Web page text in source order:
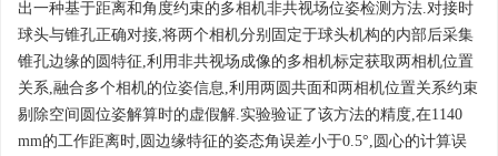
出一种基于距离和角度约束的多相机非共视场位姿检测方法.对接时
球头与锥孔正确对接,将两个相机分别固定于球头机构的内部后采集
锥孔边缘的圆特征,利用非共视场成像的多相机标定获取两相机位置
关系,融合多个相机的位姿信息,利用两圆共面和两相机位置关系约束
剔除空间圆位姿解算时的虚假解.实验验证了该方法的精度,在1140
mm的工作距离时,圆边缘特征的姿态角误差小于0.5°,圆心的计算误